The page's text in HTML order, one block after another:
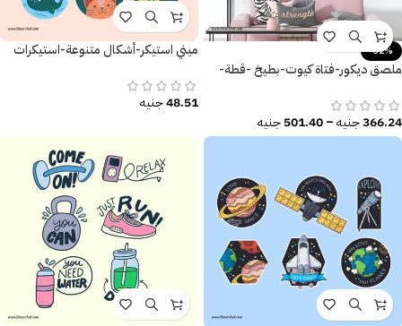
-32%
ملصق ديكور-فتاة كيوت-بطيخ -قطة-
366.24جنيه–
501.40جنيه
ميني استيكر-أشكال متنوعة-استيكرات
48.51جنيه